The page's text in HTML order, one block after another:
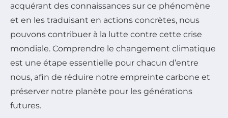
acquérant des connaissances sur ce phénomène
et en les traduisant en actions concrètes, nous
pouvons contribuer à la lutte contre cette crise
mondiale. Comprendre le changement climatique
est une étape essentielle pour chacun d’entre
nous, afin de réduire notre empreinte carbone et
préserver notre planète pour les générations
futures.